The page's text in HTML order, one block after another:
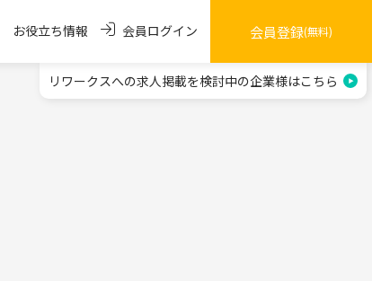
お役立ち情報 会員ログイン 会員登録(無料)
リワークスへの求人掲載を検討中の企業様はこちら